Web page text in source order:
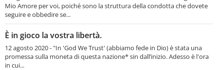
Mio Amore per voi, poiché sono la struttura della condotta che dovete
seguire e obbedire se...
È in gioco la vostra libertà.
12 agosto 2020 - "In 'God We Trust' (abbiamo fede in Dio) è stata una
promessa sulla moneta di questa nazione* sin dall’inizio. Adesso è l'ora
in cui...